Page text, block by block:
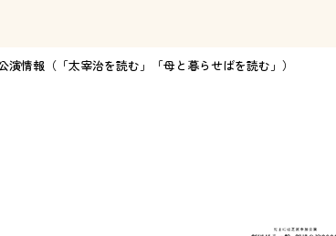
情報（「太宰治を読む」「母と暮らせばを読む」）